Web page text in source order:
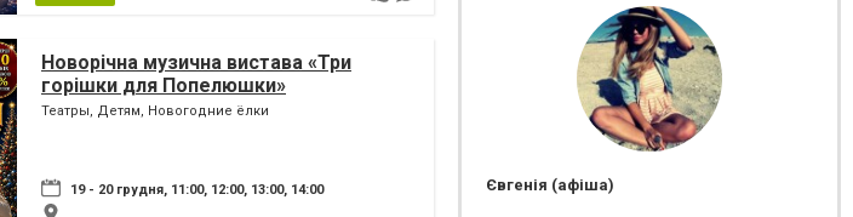
Новорічна музична вистава «Три
горішки для Попелюшки»
Театры, Детям, Новогодние ёлки
19 - 20 грудня, 11:00, 12:00, 13:00, 14:00 Євгенія (афіша)